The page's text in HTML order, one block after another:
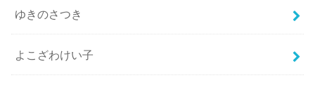
ゆきのさつき
よこざわけい子